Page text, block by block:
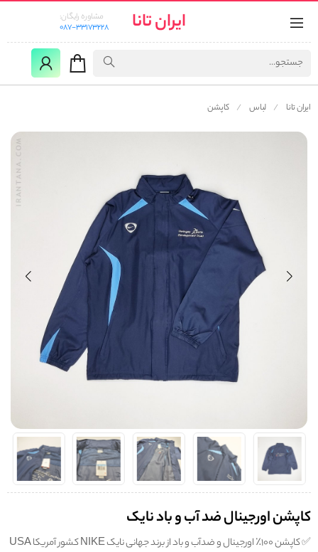
ایران تانا
مشاوره رایگان:
087-33173228
ایران تانا لباس کاپشن
کاپشن اورجینال ضد آب و باد نایک
✅️ کاپشن ۱۰۰٪ اورجینال و ضدآب و باد از برند جهانی نایک NIKE کشور آمریکا USA